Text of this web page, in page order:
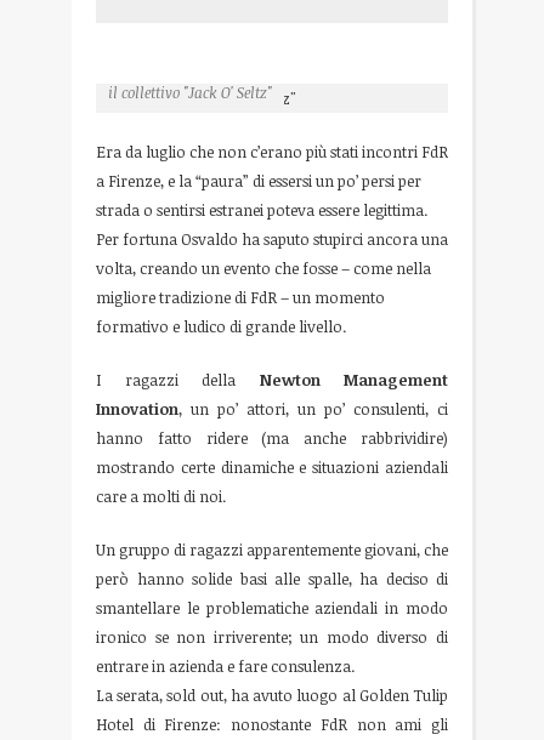
il collettivo "Jack O' Seltz"
Era da luglio che non c’erano più stati incontri FdR
a Firenze, e la “paura” di essersi un po’ persi per
strada o sentirsi estranei poteva essere legittima.
Per fortuna Osvaldo ha saputo stupirci ancora una
volta, creando un evento che fosse – come nella
migliore tradizione di FdR – un momento
formativo e ludico di grande livello.
I ragazzi della Newton Management
Innovation, un po’ attori, un po’ consulenti, ci
hanno fatto ridere (ma anche rabbrividire)
mostrando certe dinamiche e situazioni aziendali
care a molti di noi.
Un gruppo di ragazzi apparentemente giovani, che
però hanno solide basi alle spalle, ha deciso di
smantellare le problematiche aziendali in modo
ironico se non irriverente; un modo diverso di
entrare in azienda e fare consulenza.
La serata, sold out, ha avuto luogo al Golden Tulip
Hotel di Firenze: nonostante FdR non ami gli